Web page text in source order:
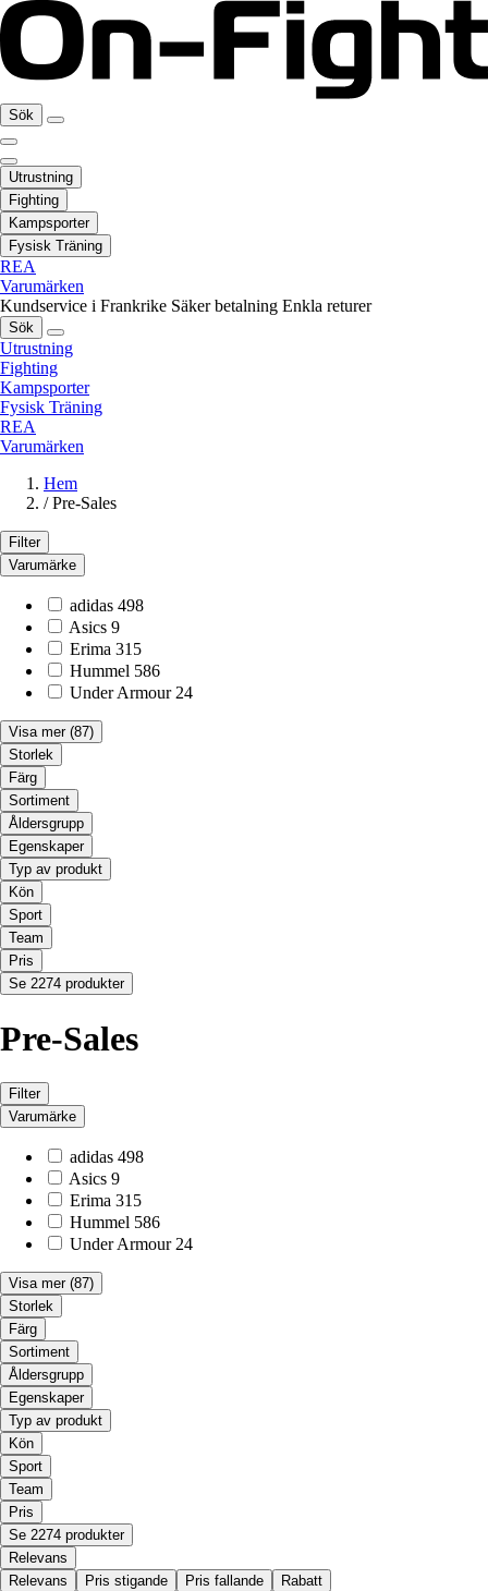
Sök
Utrustning
Fighting
Kampsporter
Fysisk Träning
REA
Varumärken
Kundservice i Frankrike Säker betalning Enkla returer
Sök
Utrustning
Fighting
Kampsporter
Fysisk Träning
REA
Varumärken
Hem
/ Pre-Sales
Filter
Varumärke
adidas 498
Asics 9
Erima 315
Hummel 586
Under Armour 24
Visa mer (87)
Storlek
Färg
Sortiment
Åldersgrupp
Egenskaper
Typ av produkt
Kön
Sport
Team
Pris
Se 2274 produkter
Pre-Sales
Filter
Varumärke
adidas 498
Asics 9
Erima 315
Hummel 586
Under Armour 24
Visa mer (87)
Storlek
Färg
Sortiment
Åldersgrupp
Egenskaper
Typ av produkt
Kön
Sport
Team
Pris
Se 2274 produkter
Relevans
Relevans
Pris stigande Pris fallande Rabatt